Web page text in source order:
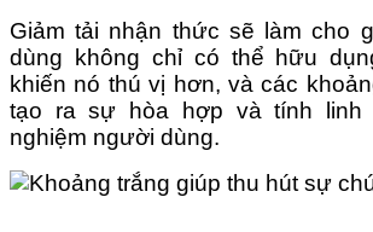
Giảm tải nhận thức sẽ làm cho
dùng không chỉ có thể hữu
khiến nó thú vị hơn, và các
tạo ra sự hòa hợp và tính linh
nghiệm người dùng.